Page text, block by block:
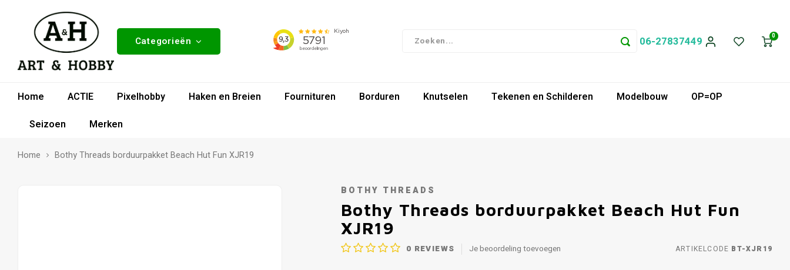
Categorieën 06-27837449 0
Home ACTIE Pixelhobby Haken en Breien Fournituren Borduren Knutselen Tekenen en Schilderen Modelbouw
OP=OP
Seizoen
Merken
Home Bothy Threads borduurpakket Beach Hut Fun XJR19
BOTHY THREADS
Bothy Threads borduurpakket Beach Hut Fun
XJR19
0 REVIEWS Je beoordeling toevoegen ARTIKELCODE BT-XJR19